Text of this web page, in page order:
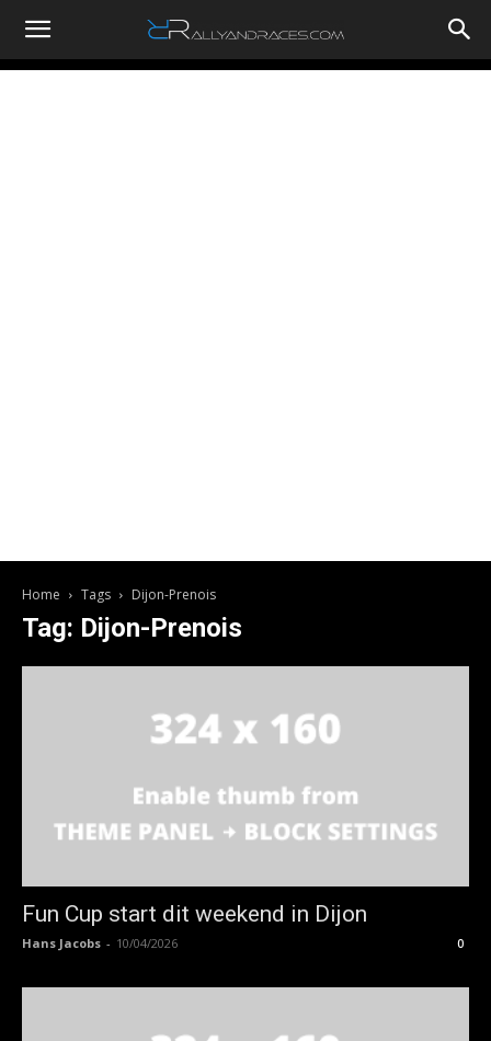
RallyandRaces.com
Home Tags Dijon-Prenois
Tag: Dijon-Prenois
Fun Cup start dit weekend in Dijon
Hans Jacobs - 10/04/2026 0